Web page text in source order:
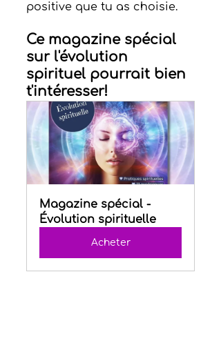
positive que tu as choisie.
Ce magazine spécial
sur l'évolution
spirituel pourrait bien
t'intéresser!
Magazine spécial -
Évolution spirituelle
Acheter